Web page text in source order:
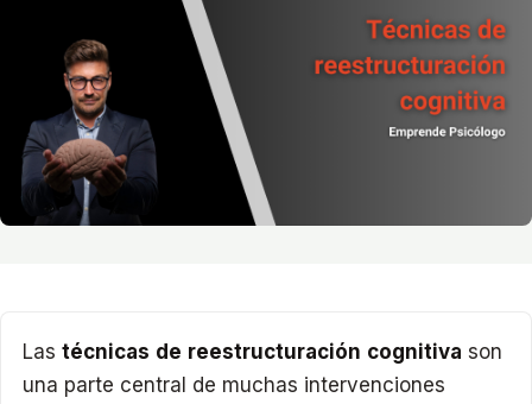
Lastécnicas de reestructuración cognitiva son
una parte central de muchas intervenciones